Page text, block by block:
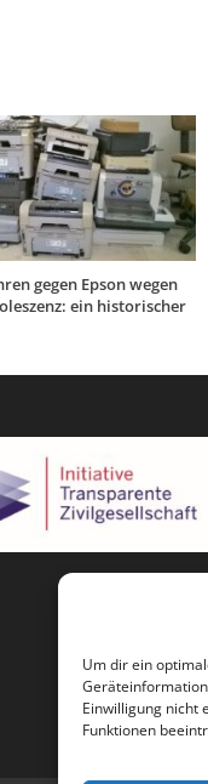
Um dir ein
Einwilligung nicht
Funktionen
gegen Epson wegen
ein historischer